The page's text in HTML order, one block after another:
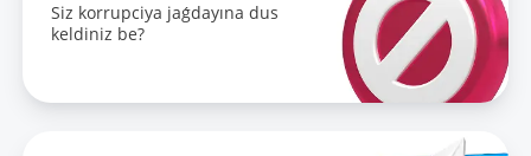
Siz korrupciya jaǵdayına dus
keldiniz be?